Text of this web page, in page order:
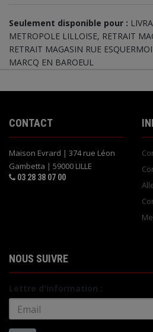
Seulement disponible pour :
METROPOLE LILLOISE, RETRAIT
RETRAIT MAGASIN RUE
MARCQ EN BAROEUL
CONTACT
Maison Evrard | 374 rue Léon
Gambetta | 59000 LILLE
03 28 38 07 00
NOUS SUIVRE
Lettre d'information :